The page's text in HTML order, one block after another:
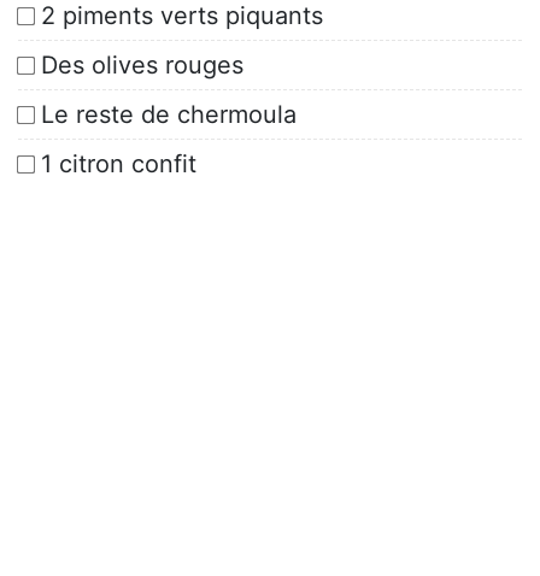
2 piments verts piquants
Des olives rouges
Le reste de chermoula
1 citron confit